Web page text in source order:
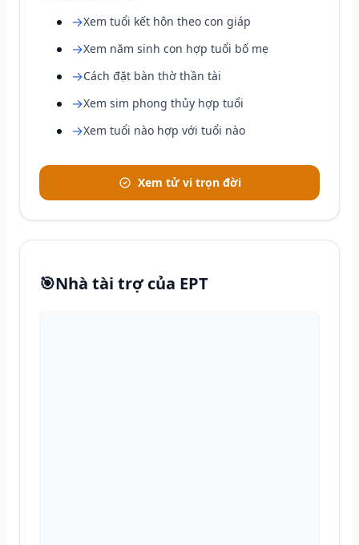
→Xem tuổi kết hôn theo con giáp
→Xem năm sinh con hợp tuổi bố mẹ
→Cách đặt bàn thờ thần tài
→Xem sim phong thủy hợp tuổi
→Xem tuổi nào hợp với tuổi nào
Xem tử vi trọn đời
🎯Nhà tài trợ của EPT